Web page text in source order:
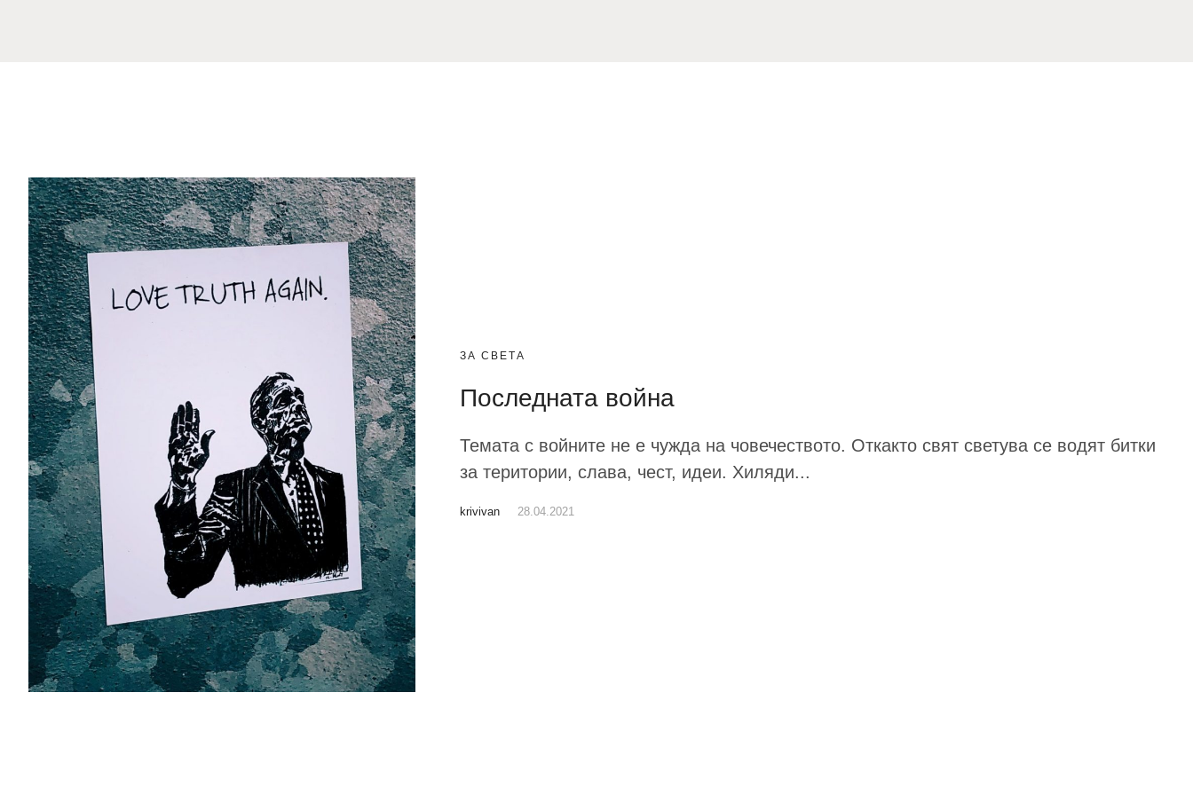
ЗА СВЕТА
Последната война
Темата с войните не е чужда на човечеството. Откакто свят светува се водят битки
за територии, слава, чест, идеи. Хиляди...
krivivan 28.04.2021